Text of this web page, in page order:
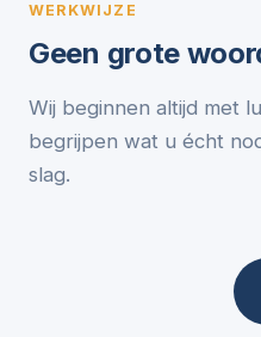
WERKWIJZE
Geen grote
Wij beginnen altijd met
begrijpen wat u écht
slag.